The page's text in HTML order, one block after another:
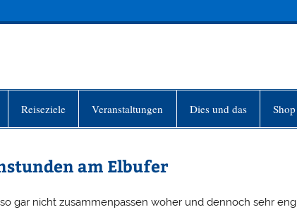
Reiseziele Veranstaltungen Dies und das Shop
am Elbufer
gar nicht zusammenpassen woher und dennoch sehr eng